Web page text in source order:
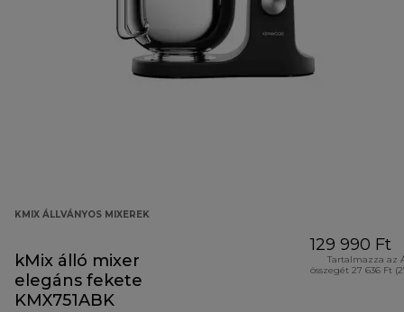
KMIX ÁLLVÁNYOS MIXEREK
kMix álló mixer
elegáns fekete
KMX751ABK
129 990 Ft
Tartalmazza az
összegét 27 636 Ft